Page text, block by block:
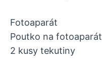
Fotoaparát
Poutko na fotoaparát
2 kusy tekutiny